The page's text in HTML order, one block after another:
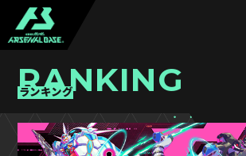
RANKING
ランキング